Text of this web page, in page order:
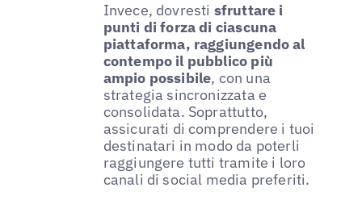
Invece, dovresti sfruttare i
punti di forza di ciascuna
piattaforma, raggiungendo al
contempo il pubblico più
ampio possibile, con una
strategia sincronizzata e
consolidata. Soprattutto,
assicurati di comprendere i tuoi
destinatari in modo da poterli
raggiungere tutti tramite i loro
canali di social media preferiti.